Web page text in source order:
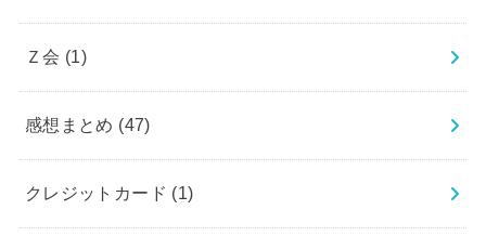
Ｚ会 (1)
感想まとめ (47)
クレジットカード (1)